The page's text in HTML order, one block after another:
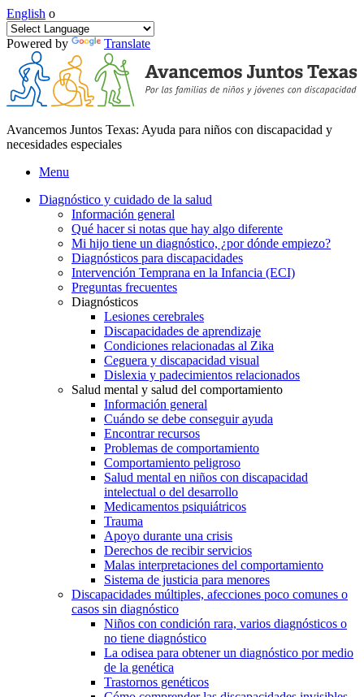
English o
Powered by Translate
Avancemos Juntos Texas: Ayuda para niños con discapacidad y
necesidades especiales
Menu
Diagnóstico y cuidado de la salud
Información general
Qué hacer si notas que hay algo diferente
Mi hijo tiene un diagnóstico, ¿por dónde empiezo?
Diagnósticos para discapacidades
Intervención Temprana en la Infancia (ECI)
Preguntas frecuentes
Diagnósticos
Lesiones cerebrales
Discapacidades de aprendizaje
Condiciones relacionadas al Zika
Ceguera y discapacidad visual
Dislexia y padecimientos relacionados
Salud mental y salud del comportamiento
Información general
Cuándo se debe conseguir ayuda
Encontrar recursos
Problemas de comportamiento
Comportamiento peligroso
Salud mental en niños con discapacidad
intelectual o del desarrollo
Medicamentos psiquiátricos
Trauma
Apoyo durante una crisis
Derechos de recibir servicios
Malas interpretaciones del comportamiento
Sistema de justicia para menores
Discapacidades múltiples, afecciones poco comunes o
casos sin diagnóstico
Niños con condición rara, varios diagnósticos o
no tiene diagnóstico
La odisea para obtener un diagnóstico por medio
de la genética
Trastornos genéticos